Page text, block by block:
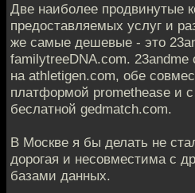
Две наиболее продвинутые
предоставляемых услуг и
же самые дешевые - это
familytreeDNA.com.
на athletigen.com, обе
платформой promethease и с
беслатной gedmatch.com.
В Москве я бы делать не
дорогая и несовместима с
базами данных.